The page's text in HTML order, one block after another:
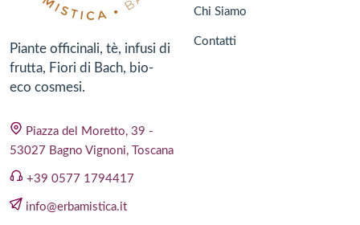
Piante officinali, tè, infusi di
frutta, Fiori di Bach, bio-
eco cosmesi.
Piazza del Moretto, 39 -
53027 Bagno Vignoni, Toscana
+39 0577 1794417
info@erbamistica.it
Chi Siamo
Contatti